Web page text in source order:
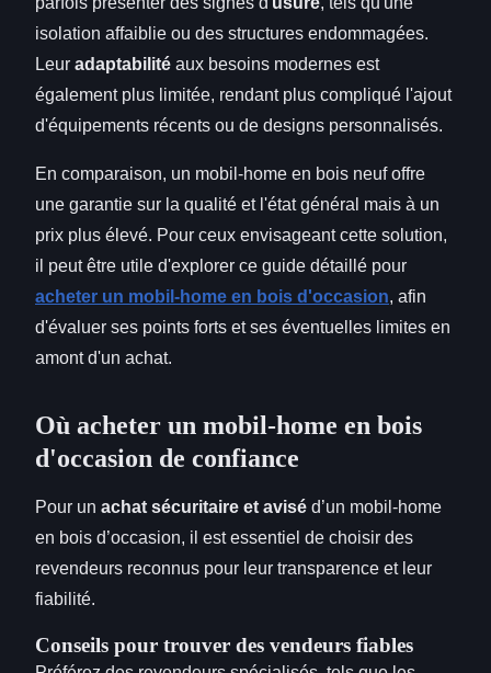
isolation affaiblie ou des structures endommagées.
Leur adaptabilité aux besoins modernes est
également plus limitée, rendant plus compliqué l'ajout
d'équipements récents ou de designs personnalisés.
En comparaison, un mobil-home en bois neuf offre
une garantie sur la qualité et l'état général mais à un
prix plus élevé. Pour ceux envisageant cette solution,
il peut être utile d'explorer ce guide détaillé pour
acheter un mobil-home en bois d'occasion, afin
d'évaluer ses points forts et ses éventuelles limites en
amont d'un achat.
Où acheter un mobil-home en bois
d'occasion de confiance
Pour un achat sécuritaire et avisé d’un mobil-home
en bois d’occasion, il est essentiel de choisir des
revendeurs reconnus pour leur transparence et leur
fiabilité.
Conseils pour trouver des vendeurs fiables